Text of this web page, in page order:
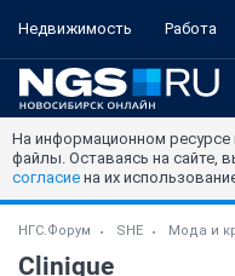
Недвижимость Работа
На информационном
файлы. Оставаясь на сайте,
согласие на их
НГС.Форум SHE Мода и
Clinique